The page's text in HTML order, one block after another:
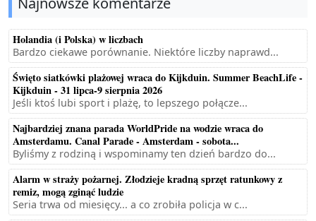
Holandia (i Polska) w liczbach
Bardzo ciekawe porównanie. Niektóre liczby naprawd...
Święto siatkówki plażowej wraca do Kijkduin. Summer BeachLife -
Kijkduin - 31 lipca-9 sierpnia 2026
Jeśli ktoś lubi sport i plażę, to lepszego połącze...
Najbardziej znana parada WorldPride na wodzie wraca do
Amsterdamu. Canal Parade - Amsterdam - sobota...
Byliśmy z rodziną i wspominamy ten dzień bardzo do...
Alarm w straży pożarnej. Złodzieje kradną sprzęt ratunkowy z
remiz, mogą zginąć ludzie
Seria trwa od miesięcy... a co zrobiła policja w c...